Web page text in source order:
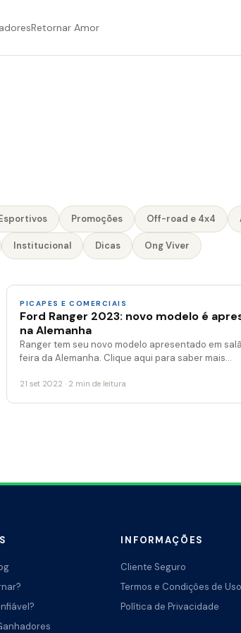
Retornar Amor
Promoções Off-road e 4x4
Institucional Dicas Ong Viver
PICAPES E COMERCIAIS
Ford Ranger 2023: novo modelo é
na Alemanha
Ranger tem seu novo modelo apresentado em
feira da Alemanha. Clique aqui para saber mais…
21 set 2022 · 2 min de leitura
INFORMAÇÕES
Cliente Seguro
Termos e Condições de Uso
Política de Privacidade